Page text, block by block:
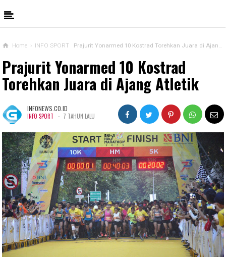
Home › INFO SPORT Prajurit Yonarmed 10 Kostrad Torehkan Juara di Ajang Atletik
Prajurit Yonarmed 10 Kostrad
Torehkan Juara di Ajang Atletik
INFONEWS.CO.ID
INFO SPORT - 7 TAHUN LALU